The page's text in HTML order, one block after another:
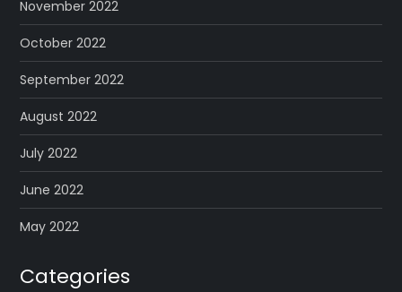
November 2022
October 2022
September 2022
August 2022
July 2022
June 2022
May 2022
Categories